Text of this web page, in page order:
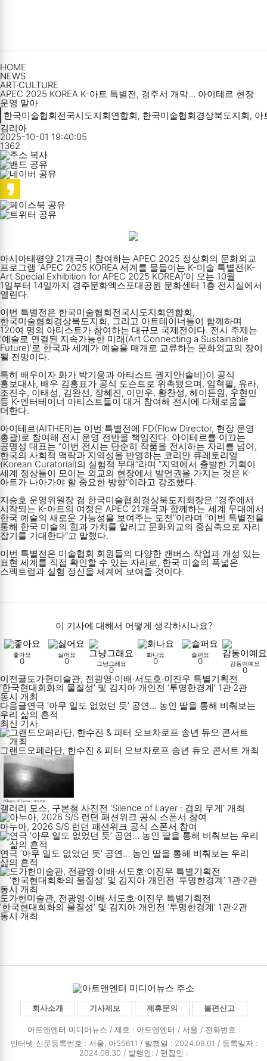
HOME
NEWS
ART·CULTURE
APEC 2025 KOREA K-아트 특별전, 경주서 개막… 아이테르 현장
운영 맡아
한국미술협회전국시도지회연합회, 한국미술협회경상북도지회,
김리아
2025-10-01 19:40:05
1362
아시아태평양 21개국이 참여하는 APEC 2025 정상회의 문화외교
프로그램 ‘APEC 2025 KOREA 세계를 물들이는 K-미술 특별전(K-
Art Special Exhibition for APEC 2025 KOREA)’이 오는 10월
1일부터 14일까지 경주문화엑스포대공원 문화센터 1층 전시실에서
열린다.
이번 특별전은 한국미술협회전국시도지회연합회,
한국미술협회경상북도지회, 그리고 아트테이너들이 함께하며
120여 명의 아티스트가 참여하는 대규모 국제전이다. 전시 주제는
‘예술로 연결된 지속가능한 미래(Art Connecting a Sustainable
Future)’로 한국과 세계가 예술을 매개로 교류하는 문화외교의 장이
될 전망이다.
특히 배우이자 화가 박기웅과 아티스트 권지안(솔비)이 공식
홍보대사, 배우 김홍표가 공식 도슨트로 위촉됐으며, 임혁필, 유라,
조진수, 이태성, 김완선, 장혜진, 이민우, 황찬성, 헤이든원, 우현민
등 K-엔터테이너 아티스트들이 대거 참여해 전시에 다채로움을
더한다.
아이테르(AITHER)는 이번 특별전에 FD(Flow Director, 현장 운영
총괄)로 참여해 전시 운영 전반을 책임진다. 아이테르를 이끄는
공명성 대표는 “이번 전시는 단순히 작품을 전시하는 자리를 넘어,
한국의 사회적 맥락과 지역성을 반영하는 코리안 큐레토리얼
(Korean Curatorial)의 실험적 무대”라며 “지역에서 출발한 기획이
세계 정상들이 모이는 외교의 현장에서 발언권을 가지는 것은 K-
아트가 나아가야 할 중요한 방향”이라고 강조했다.
지승호 운영위원장 겸 한국미술협회경상북도지회장은 “경주에서
시작되는 K-아트의 여정은 APEC 21개국과 함께하는 세계 무대에서
한국 예술의 새로운 가능성을 보여주는 도전”이라며 “이번 특별전을
통해 한국 미술의 힘과 가치를 알리고 문화외교의 중심축으로 자리
잡기를 기대한다”고 말했다.
이번 특별전은 미술협회 회원들의 다양한 캔버스 작업과 개성 있는
표현 세계를 직접 확인할 수 있는 자리로, 한국 미술의 폭넓은
스펙트럼과 실험 정신을 세계에 보여줄 것이다.
이 기사에 대해서 어떻게 생각하시나요?
좋아요
0
싫어요
0 그냥그래요
0
화나요
0
슬퍼요
0 감동이예요
0
이전글도가헌미술관, 전광영·이배·서도호·이진우 특별기획전
‘한국현대회화의 물질성’ 및 김지아 개인전 ‘투명한경계’ 1관·2관
동시 개최
다음글연극 ‘아무 일도 없었던 듯’ 공연… 농인 딸을 통해 비춰보는
우리 삶의 흔적
최신 기사
그랜드오페라단, 한수진 & 피터 오브차로프 송년 듀오 콘서트 개최
갤러리 모스, 구본철 사진전 ‘Silence of Layer : 겹의 무게’ 개최
아누아, 2026 S/S 런던 패션위크 공식 스폰서 참여
연극 ‘아무 일도 없었던 듯’ 공연… 농인 딸을 통해 비춰보는 우리
삶의 흔적
도가헌미술관, 전광영·이배·서도호·이진우 특별기획전
‘한국현대회화의 물질성’ 및 김지아 개인전 ‘투명한경계’ 1관·2관
동시 개최
회사소개 기사제보 제휴문의 불편신고
아트앤엔터 미디어뉴스 / 제호 : 아트앤엔터 /서울 / 전화번호 :
인터넷 신문등록번호 : 서울, 아55611 / 발행일 : 2024.08.01 / 등록일자 :
2024.08.30 / 발행인: / 편집인 :